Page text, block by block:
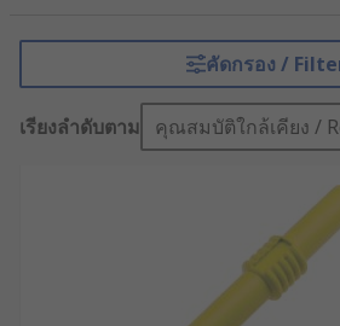
คัดกรอง /
เรียงลำดับตาม คุณสมบัติใกล้เคียง /